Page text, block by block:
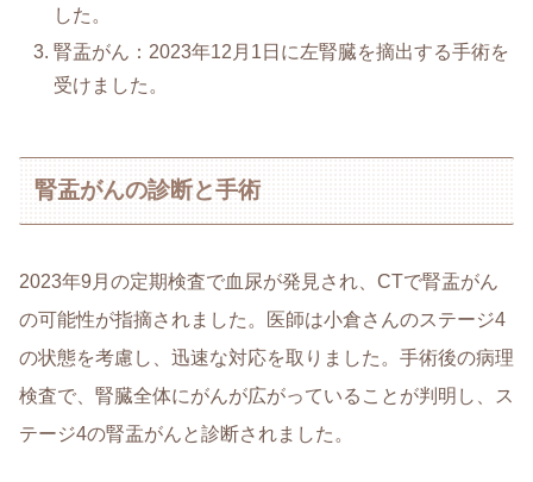
した。
腎盂がん：2023年12月1日に左腎臓を摘出する手術を
受けました。
腎盂がんの診断と手術
2023年9月の定期検査で血尿が発見され、CTで腎盂がん
の可能性が指摘されました。医師は小倉さんのステージ4
の状態を考慮し、迅速な対応を取りました。手術後の病理
検査で、腎臓全体にがんが広がっていることが判明し、ス
テージ4の腎盂がんと診断されました。